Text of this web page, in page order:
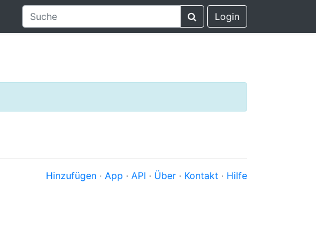
Login
Hinzufügen · App · API · Über · Kontakt · Hilfe